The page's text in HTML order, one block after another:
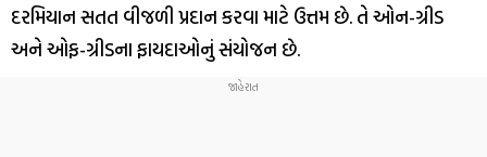
દરમિયાન સતત વીજળી પ્રદાન કરવા માટે ઉત્તમ છે. તે ઓન-ગ્રીડ
અને ઓફ-ગ્રીડના ફાયદાઓનું સંયોજન છે.